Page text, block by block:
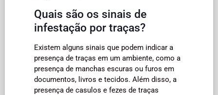
Quais são os sinais de
infestação por traças?
Existem alguns sinais que podem indicar a
presença de traças em um ambiente, como a
presença de manchas escuras ou furos em
documentos, livros e tecidos. Além disso, a
presença de casulos e fezes de traças